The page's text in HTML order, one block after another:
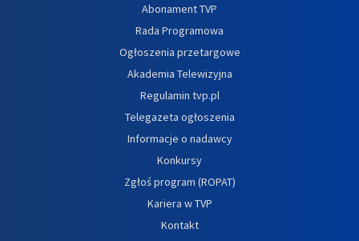
Abonament TVP
Rada Programowa
Ogłoszenia przetargowe
Akademia Telewizyjna
Regulamin tvp.pl
Telegazeta ogłoszenia
Informacje o nadawcy
Konkursy
Zgłoś program (ROPAT)
Kariera w TVP
Kontakt